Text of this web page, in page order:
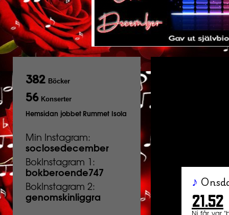
♪
21.52
382 Böcker
56 Konserter
Hemsidan jobbet Rummet Isola
Min Instagram:
soclosedecember
BokInstagram 1:
bokberoende747
BokInstagram 2:
genomskinliggra